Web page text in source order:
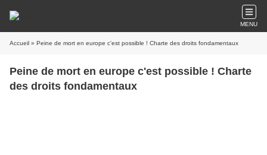
MENU
Accueil » Peine de mort en europe c'est possible ! Charte des droits fondamentaux
Peine de mort en europe c'est possible ! Charte
des droits fondamentaux